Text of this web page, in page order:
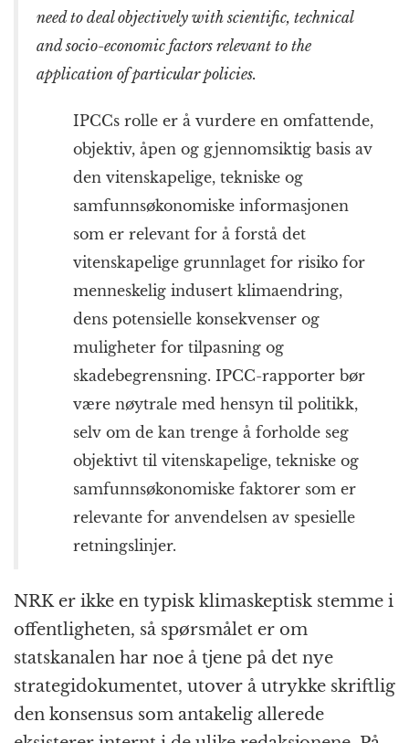
need to deal objectively with scientific, technical
and socio-economic factors relevant to the
application of particular policies.
IPCCs rolle er å vurdere en omfattende,
objektiv, åpen og gjennomsiktig basis av
den vitenskapelige, tekniske og
samfunnsøkonomiske informasjonen
som er relevant for å forstå det
vitenskapelige grunnlaget for risiko for
menneskelig indusert klimaendring,
dens potensielle konsekvenser og
muligheter for tilpasning og
skadebegrensning. IPCC-rapporter bør
være nøytrale med hensyn til politikk,
selv om de kan trenge å forholde seg
objektivt til vitenskapelige, tekniske og
samfunnsøkonomiske faktorer som er
relevante for anvendelsen av spesielle
retningslinjer.
NRK er ikke en typisk klimaskeptisk stemme i
offentligheten, så spørsmålet er om
statskanalen har noe å tjene på det nye
strategidokumentet, utover å utrykke skriftlig
den konsensus som antakelig allerede